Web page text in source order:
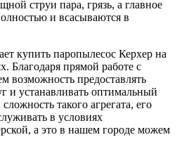
струи пара, грязь, а главное
и всасываются в
купить паропылесос Керхер на
Благодаря прямой работе с
возможность предоставлять
и устанавливать оптимальный
такого агрегата, его
в условиях
а это в нашем городе можем